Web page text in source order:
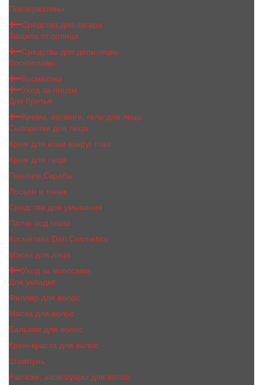
Презервативы
Средства для загара
Защита от солнца
Средства для депиляции
Воскоплавы
Косметика
Уход за лицом
Для бритья
Крема, пилинги, гели для лица
Сыворотки для лица
Крем для кожи вокруг глаз
Крем для лица
Пилинги,Скрабы
Лосьон и тоник
Средства для умывания
Патчи под глаза
Косметика Dari Cosmetics
Маски для лица
Уход за волосами
Для укладки
Филлер для волос
Маска для волос
Бальзам для волос
Крем-краска для волос
Шампунь
Расчски, аксессуары для волос